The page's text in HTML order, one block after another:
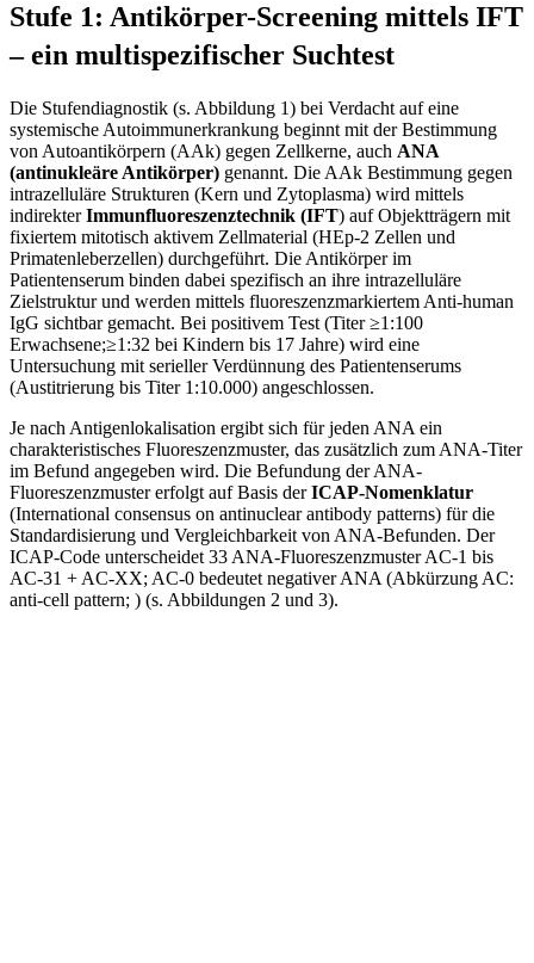
Stufe 1: Antikörper-Screening mittels IFT
– ein multispezifischer Suchtest
Die Stufendiagnostik (s. Abbildung 1) bei Verdacht auf eine
systemische Autoimmunerkrankung beginnt mit der Bestimmung
von Autoantikörpern (AAk) gegen Zellkerne, auch ANA
(antinukleäre Antikörper) genannt. Die AAk Bestimmung gegen
intrazelluläre Strukturen (Kern und Zytoplasma) wird mittels
indirekterImmunfluoreszenztechnik (IFT) auf Objektträgern mit
fixiertem mitotisch aktivem Zellmaterial (HEp-2 Zellen und
Primatenleberzellen) durchgeführt. Die Antikörper im
Patientenserum binden dabei spezifisch an ihre intra­zelluläre
Zielstruktur und werden mittels fluoreszenzmarkiertem Anti-human
IgG sicht­bar gemacht. Bei positivem Test (Titer ≥1:100
Erwachsene;≥1:32 bei Kindern bis 17 Jahre) wird eine
Untersuchung mit serieller Verdünnung des Patientenserums
(Austitrie­rung bis Titer 1:10.000) angeschlossen.
Je nach Antigenlokalisation ergibt sich für jeden ANA ein
charakteristisches Fluores­zenzmuster, das zusätzlich zum ANA-Titer
im Befund angegeben wird. Die Befundung der ANA-
Fluoreszenzmuster erfolgt auf Basis derICAP-Nomenklatur
(International consensus on antinuclear antibody patterns) für die
Standardisierung und Vergleichbar­keit von ANA-Befunden. Der
ICAP-Code unterscheidet 33 ANA-Fluoreszenzmuster AC-1 bis
AC-31 + AC-XX; AC-0 bedeutet negativer ANA (Abkürzung AC:
anti-cell pattern; ) (s. Abbildungen 2 und 3).